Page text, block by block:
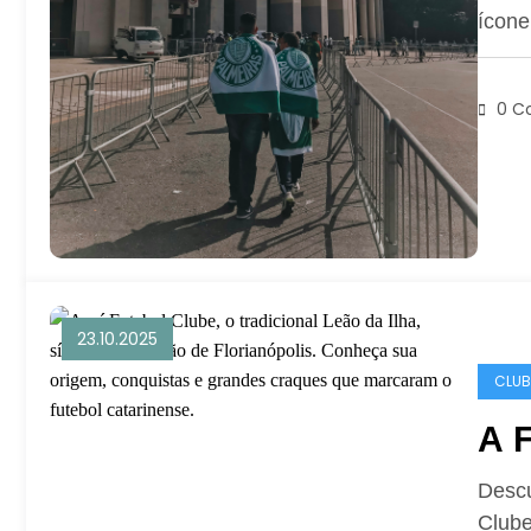
0
23.10.2025
A